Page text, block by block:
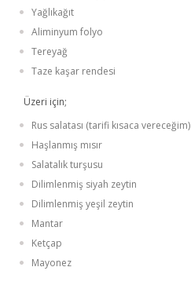
Yağlıkağıt
Aliminyum folyo
Tereyağ
Taze kaşar rendesi
Üzeri için;
Rus salatası (tarifi kısaca vereceğim)
Haşlanmış mısır
Salatalık turşusu
Dilimlenmiş siyah zeytin
Dilimlenmiş yeşil zeytin
Mantar
Ketçap
Mayonez